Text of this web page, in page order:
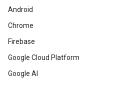
Android
Chrome
Firebase
Google Cloud Platform
Google AI